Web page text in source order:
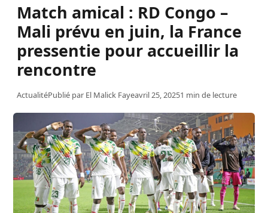
Match amical : RD Congo –
Mali prévu en juin, la France
pressentie pour accueillir la
rencontre
ActualitéPublié par El Malick Fayeavril 25, 20251 min de lecture